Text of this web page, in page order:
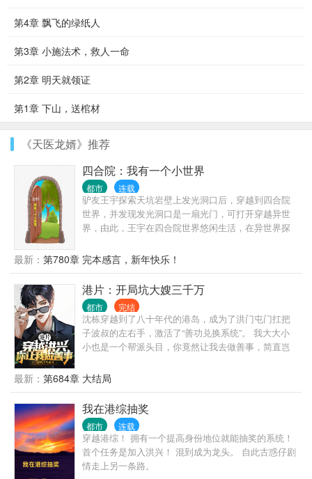
第4章 飘飞的绿纸人
第3章 小施法术，救人一命
第2章 明天就领证
第1章 下山，送棺材
《天医龙婿》推荐
四合院：我有一个小世界
都市 连载
驴友王宇探索天坑岩壁上发光洞口后，穿越到四合院
世界，并发现发光洞口是一扇光门，可打开穿越异世
界，由此，王宇在四合院世界悠闲生活，在异世界探
最新： 第780章 完本感言，新年快乐！
港片：开局坑大嫂三千万
都市 完结
沈栋穿越到了八十年代的港岛，成为了洪门屯门扛把
子波叔的左右手，激活了“善功兑换系统”。 我大大小
小也是一个帮派头目，你竟然让我去做善事，简直岂
100点。” “恭喜你率领小弟做起了正当生意，奖励善功
500点。” “恭喜你资助福利院五百万，奖励善功5000
点。” ...... 在发现善功能够用来兑换各种东西后，沈栋
彻底爱上了做善事。 黄志诚：一千万善款？你确定捐
款人是洪兴的扛把子？ 李文彬：很难相信这个与孩子
们玩在一起的人是个江湖大佬。 陆启昌：沈栋有慈善
护体，我们动不了他。 ...... 我是洪兴扛把子沈栋，一
不留神，从一个古惑仔变成了港岛最有名的大富豪和
最新： 第684章 大结局
我在港综抽奖
都市 连载
穿越港综！ 拥有一个提高身份地位就能抽奖的系统！
首个任务是加入洪兴！ 混到成为龙头。 自此古惑仔剧
情走上另一条路。